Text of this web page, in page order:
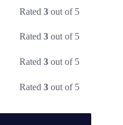
Rated3 out of 5
Rated3 out of 5
Rated3 out of 5
Rated3 out of 5